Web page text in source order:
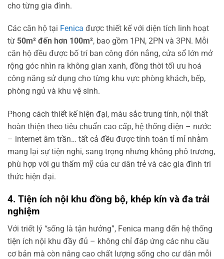
cho từng gia đình.
Các căn hộ tại Fenica được thiết kế với diện tích linh hoạt
từ 50m² đến hơn 100m², bao gồm 1PN, 2PN và 3PN. Mỗi
căn hộ đều được bố trí ban công đón nắng, cửa sổ lớn mở
rộng góc nhìn ra không gian xanh, đồng thời tối ưu hoá
công năng sử dụng cho từng khu vực phòng khách, bếp,
phòng ngủ và khu vệ sinh.
Phong cách thiết kế hiện đại, màu sắc trung tính, nội thất
hoàn thiện theo tiêu chuẩn cao cấp, hệ thống điện – nước
– internet âm trần… tất cả đều được tính toán tỉ mỉ nhằm
mang lại sự tiện nghi, sang trọng nhưng không phô trương,
phù hợp với gu thẩm mỹ của cư dân trẻ và các gia đình tri
thức hiện đại.
4. Tiện ích nội khu đồng bộ, khép kín và đa trải
nghiệm
Với triết lý “sống là tận hưởng”, Fenica mang đến hệ thống
tiện ích nội khu đầy đủ – không chỉ đáp ứng các nhu cầu
cơ bản mà còn nâng cao chất lượng sống cho cư dân mỗi